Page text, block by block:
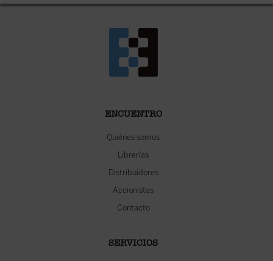
ENCUENTRO
Quiénes somos
Librerías
Distribuidores
Accionistas
Contacto
SERVICIOS